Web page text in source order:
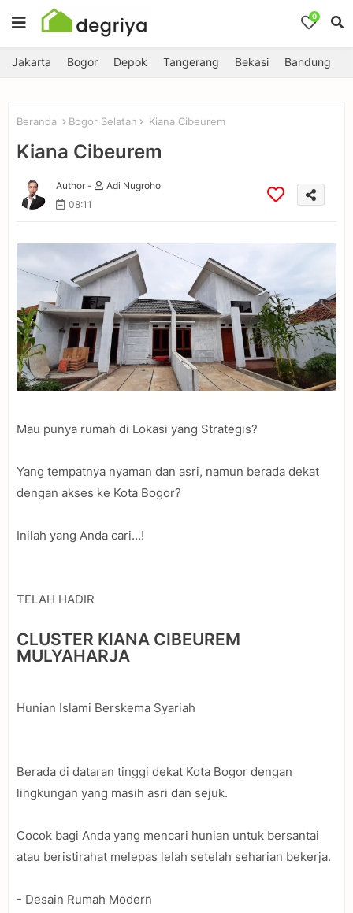
0
Jakarta Bogor Depok Tangerang Bekasi Bandung
Beranda Bogor Selatan Kiana Cibeurem
Kiana Cibeurem
Author -
Adi Nugroho
08:11
Mau punya rumah di Lokasi yang Strategis?
Yang tempatnya nyaman dan asri, namun berada dekat
dengan akses ke Kota Bogor?
Inilah yang Anda cari...!
TELAH HADIR
CLUSTER KIANA CIBEUREM
MULYAHARJA
Hunian Islami Berskema Syariah
Berada di dataran tinggi dekat Kota Bogor dengan
lingkungan yang masih asri dan sejuk.
Cocok bagi Anda yang mencari hunian untuk bersantai
atau beristirahat melepas lelah setelah seharian bekerja.
- Desain Rumah Modern